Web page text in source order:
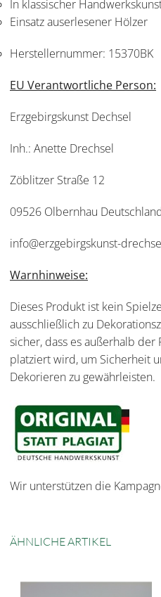
In klassischer
Einsatz auserlesener Hölzer
Herstellernummer: 15370BK
EU Verantwortliche Person:
Erzgebirgskunst Dechsel
Inh.: Anette Drechsel
Zöblitzer Straße 12
09526 Olbernhau
info@erzgebirgskunst-
Warnhinweise:
Dieses Produkt ist kein
ausschließlich zu
sicher, dass es außerhalb
platziert wird, um Sicherheit
Dekorieren zu gewährleisten.
Wir unterstützen die
ÄHNLICHE ARTIKEL